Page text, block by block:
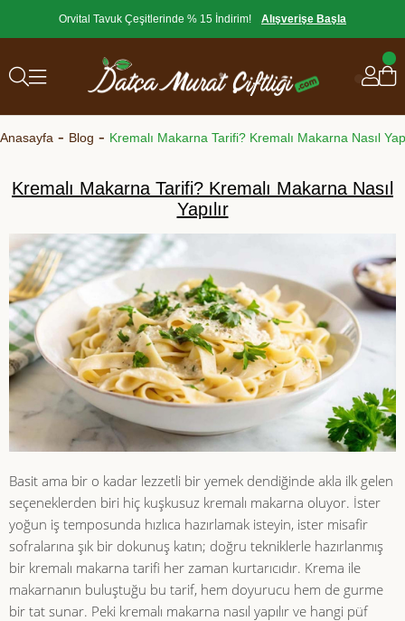
Orvital Tavuk Çeşitlerinde % 15 İndirim! Alışverişe Başla
Anasayfa Blog Kremalı Makarna Tarifi? Kremalı Makarna Nasıl
Kremalı Makarna Tarifi? Kremalı Makarna Nasıl
Yapılır
Basit ama bir o kadar lezzetli bir yemek dendiğinde akla ilk gelen
seçeneklerden biri hiç kuşkusuz kremalı makarna oluyor. İster
yoğun iş temposunda hızlıca hazırlamak isteyin, ister misafir
sofralarına şık bir dokunuş katın; doğru tekniklerle hazırlanmış
bir kremalı makarna tarifi her zaman kurtarıcıdır. Krema ile
makarnanın buluştuğu bu tarif, hem doyurucu hem de gurme
bir tat sunar. Peki kremalı makarna nasıl yapılır ve hangi püf